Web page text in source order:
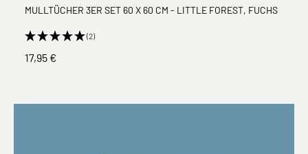
MULLTÜCHER 3ER SET 60 X 60 CM - LITTLE FOREST, FUCHS
(2)
17,95 €